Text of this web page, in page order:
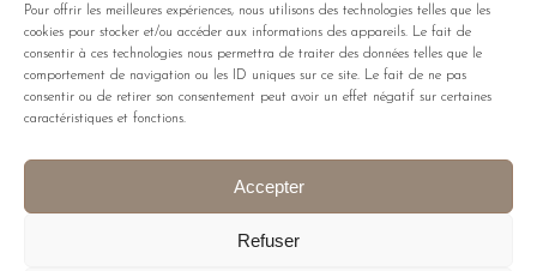
Pour offrir les meilleures expériences, nous utilisons des technologies telles que les
cookies pour stocker et/ou accéder aux informations des appareils. Le fait de
consentir à ces technologies nous permettra de traiter des données telles que le
comportement de navigation ou les ID uniques sur ce site. Le fait de ne pas
consentir ou de retirer son consentement peut avoir un effet négatif sur certaines
caractéristiques et fonctions.
Accepter
Refuser
Où vos données sont
envoyées
Les commentaires des visiteurs
de détection des commentaires indésirables.